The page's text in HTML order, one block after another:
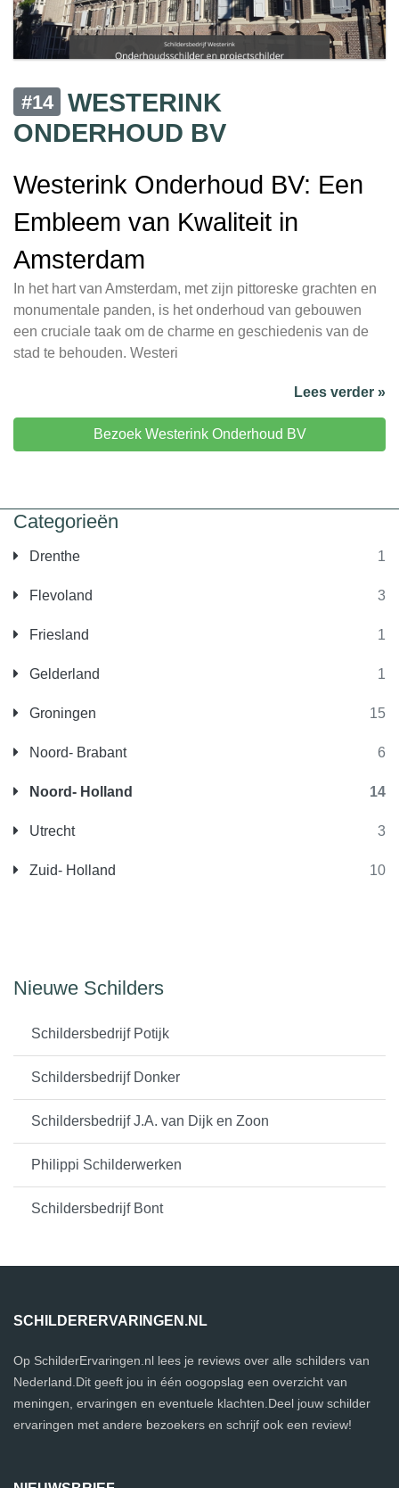
Categorieën
Drenthe 1
Flevoland 3
Friesland 1
Gelderland 1
Groningen 15
Noord- Brabant 6
Noord- Holland 14
Utrecht 3
Zuid- Holland 10
Nieuwe Schilders
Schildersbedrijf Potijk
Schildersbedrijf Donker
Schildersbedrijf J.A. van Dijk en Zoon
Philippi Schilderwerken
Schildersbedrijf Bont
#14
WESTERINK
ONDERHOUD BV
Westerink Onderhoud BV: Een
Embleem van Kwaliteit in
Amsterdam
In het hart van Amsterdam, met zijn pittoreske grachten en
monumentale panden, is het onderhoud van gebouwen
een cruciale taak om de charme en geschiedenis van de
stad te behouden. Westeri
Lees verder »
Bezoek Westerink Onderhoud BV
SCHILDERERVARINGEN.NL
Op SchilderErvaringen.nl lees je reviews over alle schilders van
Nederland.Dit geeft jou in één oogopslag een overzicht van
meningen, ervaringen en eventuele klachten.Deel jouw schilder
ervaringen met andere bezoekers en schrijf ook een review!